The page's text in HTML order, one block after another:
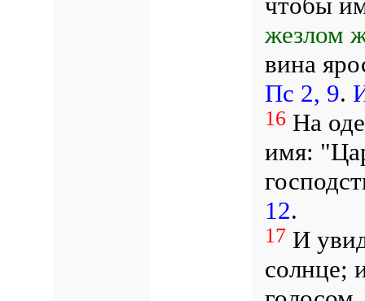
жезлом
вина
Пс 2, 9.
16На
имя:
12.
17 И
солнце;